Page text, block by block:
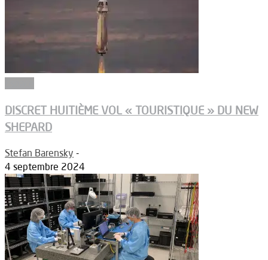
DISCRET HUITIÈME VOL « TOURISTIQUE » DU NEW
SHEPARD
Stefan Barensky -
4 septembre 2024